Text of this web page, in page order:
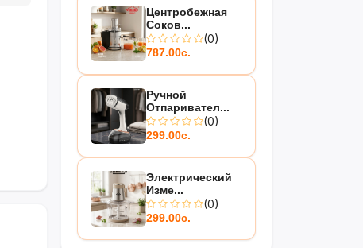
Центробежная
Соков...
(0)
787.00с.
Ручной
Отпаривател...
(0)
299.00с.
Электрический
Изме...
(0)
299.00с.